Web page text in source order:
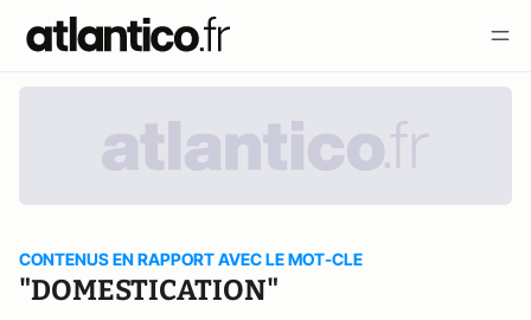
CONTENUS EN RAPPORT AVEC LE MOT-CLE
"DOMESTICATION"